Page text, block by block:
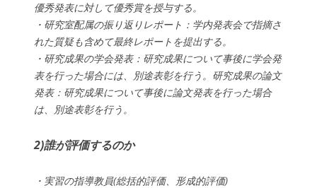
優秀発表に対して優秀賞を授与する。
・研究室配属の振り返りレポート：学内発表会で指摘さ
れた質疑も含めて最終レポートを提出する。
・研究成果の学会発表：研究成果について事後に学会発
表を行った場合には、別途表彰を行う。研究成果の論文
発表：研究成果について事後に論文発表を行った場合
は、別途表彰を行う。
2)誰が評価するのか
・実習の指導教員(総括的評価、形成的評価)